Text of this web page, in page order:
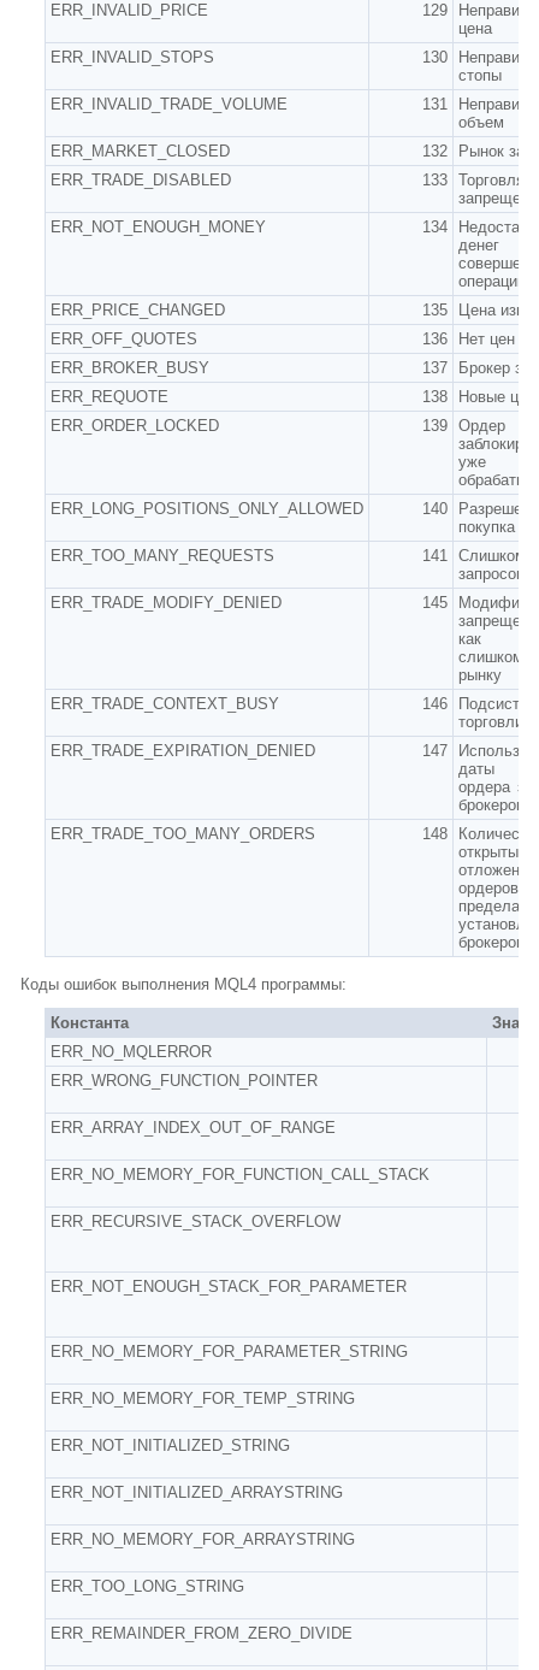
ERR_INVALID_PRICE
129
цена
ERR_INVALID_STOPS
130
стопы
ERR_INVALID_TRADE_VOLUME
131
объем
ERR_MARKET_CLOSED
132
Рынок
ERR_TRADE_DISABLED
133 Торговля
запрещена
ERR_NOT_ENOUGH_MONEY
134
операции
ERR_PRICE_CHANGED
135
Цена
ERR_OFF_QUOTES
136
Нет цен
ERR_BROKER_BUSY
137
Брокер
ERR_REQUOTE
138
Новые
ERR_ORDER_LOCKED
139 Ордер
уже
ERR_LONG_POSITIONS_ONLY_ALLOWED
140
покупка
ERR_TOO_MANY_REQUESTS
141
запросов
ERR_TRADE_MODIFY_DENIED
145
как
слишком
рынку
ERR_TRADE_CONTEXT_BUSY
146
торговли
ERR_TRADE_EXPIRATION_DENIED
147
даты
ордера
брокером
ERR_TRADE_TOO_MANY_ORDERS
148
ордеров
предела,
брокером.
Коды ошибок выполнения MQL4 программы:
Константа
ERR_NO_MQLERROR
ERR_WRONG_FUNCTION_POINTER
ERR_ARRAY_INDEX_OUT_OF_RANGE
ERR_NO_MEMORY_FOR_FUNCTION_CALL_STACK
ERR_RECURSIVE_STACK_OVERFLOW
ERR_NOT_ENOUGH_STACK_FOR_PARAMETER
ERR_NO_MEMORY_FOR_PARAMETER_STRING
ERR_NO_MEMORY_FOR_TEMP_STRING
ERR_NOT_INITIALIZED_STRING
ERR_NOT_INITIALIZED_ARRAYSTRING
ERR_NO_MEMORY_FOR_ARRAYSTRING
ERR_TOO_LONG_STRING
ERR_REMAINDER_FROM_ZERO_DIVIDE